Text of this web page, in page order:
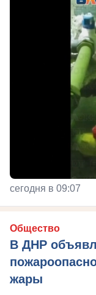
сегодня в 09:07
Общество
В ДНР
жары